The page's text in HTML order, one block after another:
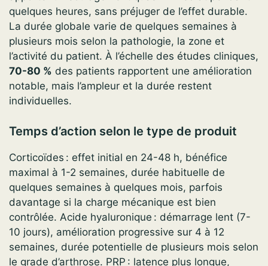
quelques heures, sans préjuger de l’effet durable.
La durée globale varie de quelques semaines à
plusieurs mois selon la pathologie, la zone et
l’activité du patient. À l’échelle des études cliniques,
70-80 % des patients rapportent une amélioration
notable, mais l’ampleur et la durée restent
individuelles.
Temps d’action selon le type de produit
Corticoïdes : effet initial en 24-48 h, bénéfice
maximal à 1-2 semaines, durée habituelle de
quelques semaines à quelques mois, parfois
davantage si la charge mécanique est bien
contrôlée. Acide hyaluronique : démarrage lent (7-
10 jours), amélioration progressive sur 4 à 12
semaines, durée potentielle de plusieurs mois selon
le grade d’arthrose. PRP : latence plus longue,